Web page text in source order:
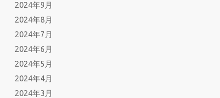
2024年9月
2024年8月
2024年7月
2024年6月
2024年5月
2024年4月
2024年3月